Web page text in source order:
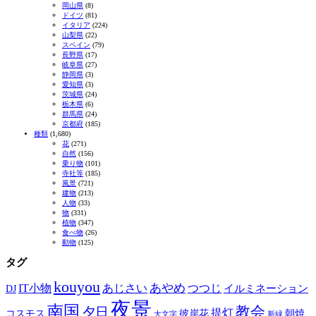
岡山県 (8)
ドイツ (81)
イタリア (224)
山梨県 (22)
スペイン (79)
長野県 (17)
岐阜県 (27)
静岡県 (3)
愛知県 (3)
茨城県 (24)
栃木県 (6)
群馬県 (24)
京都府 (185)
種類 (1,680)
花 (271)
自然 (156)
乗り物 (101)
寺社等 (185)
風景 (721)
建物 (213)
人物 (33)
物 (331)
植物 (347)
食べ物 (26)
動物 (125)
タグ
DJIT小物 kouyou あじさい あやめ つつじ イルミネーション
コスモス 南国 夕日 夜景 彼岸花提灯教会 朝焼